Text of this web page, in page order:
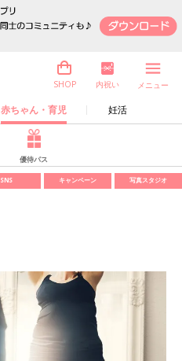
赤ちゃん・育児 妊活
SHOP 内祝い メニュー
優待パス
SNS キャンペーン 写真スタジオ